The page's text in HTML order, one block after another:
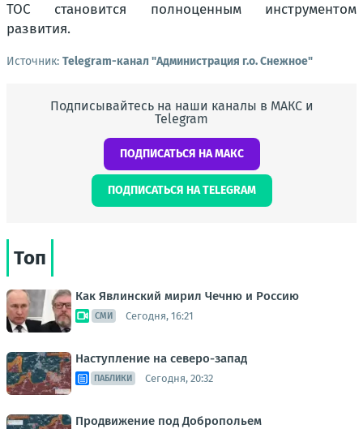
ТОС становится полноценным инструментом
развития.
Источник: Telegram-канал "Администрация г.о. Снежное"
Подписывайтесь на наши каналы в МАКС и
Telegram
ПОДПИСАТЬСЯ НА МАКС
ПОДПИСАТЬСЯ НА TELEGRAM
Топ
Как Явлинский мирил Чечню и Россию
СМИ Сегодня, 16:21
Наступление на северо-запад
ПАБЛИКИ Сегодня, 20:32
Продвижение под Добропольем